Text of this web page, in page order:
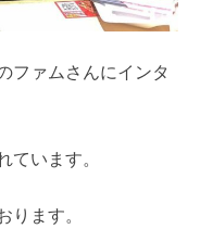
ファムさんにインタ
ています。
ります。